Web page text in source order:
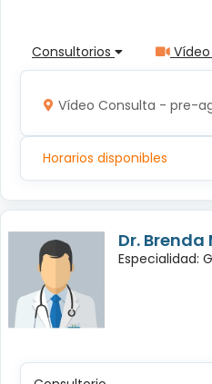
Consultorios
Vídeo Consulta - pre-
Horarios disponibles
Dr.
Especialidad: